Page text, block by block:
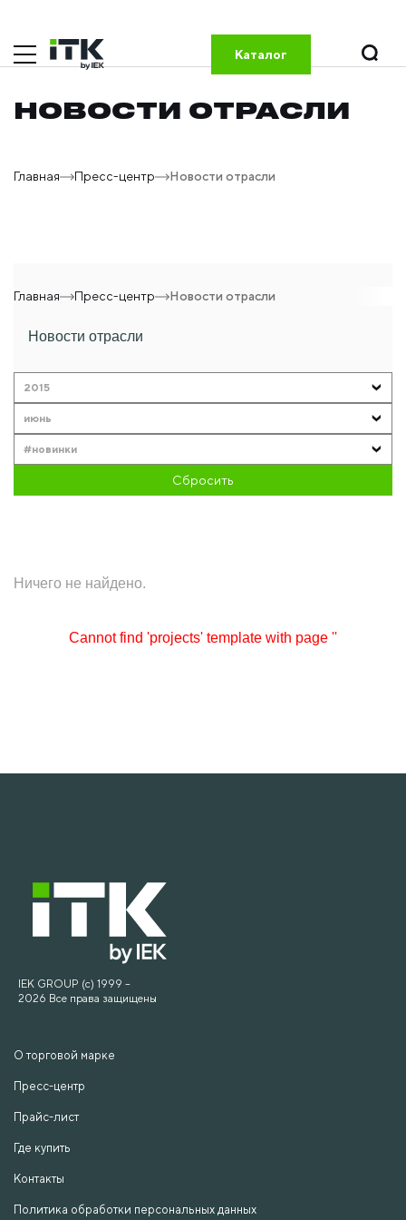
Каталог
НОВОСТИ ОТРАСЛИ
Главная Пресс-центр Новости отрасли
Главная Пресс-центр Новости отрасли
Новости отрасли
2015
июнь
#новинки
Сбросить
Ничего не найдено.
Cannot find 'projects' template with page ''
IEK GROUP (c) 1999 –
2026 Все права защищены
О торговой марке
Пресс-центр
Прайс-лист
Где купить
Контакты
Политика обработки персональных данных